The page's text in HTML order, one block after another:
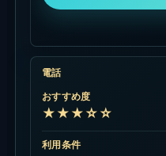
電話
おすすめ度
★★★☆☆
利用条件